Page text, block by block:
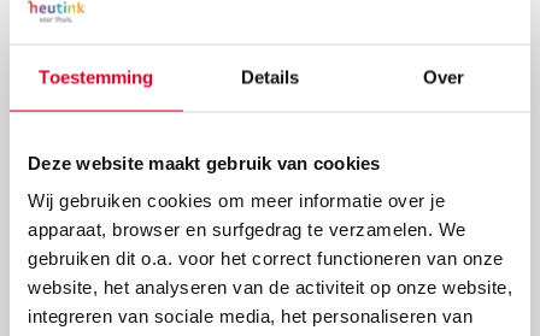
Toestemming Details Over
Deze website maakt gebruik van cookies
Wij gebruiken cookies om meer informatie over je
apparaat, browser en surfgedrag te verzamelen. We
gebruiken dit o.a. voor het correct functioneren van onze
website, het analyseren van de activiteit op onze website,
integreren van sociale media, het personaliseren van
Bouwchallenge: bouwen zonder duimen
Heb je er ooit bij stilgestaan hoe handig het eigenlijk
is dat onze handen een duim hebben? Nee? Dan
ontdek je dat snel genoeg bij deze challenge: bouwen
zonder duimen.